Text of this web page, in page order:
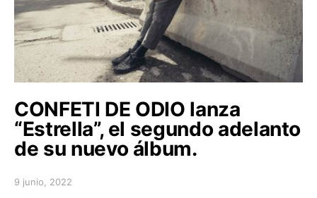
CONFETI DE ODIO lanza
“Estrella”, el segundo adelanto
de su nuevo álbum.
Posted on
9 junio, 2022